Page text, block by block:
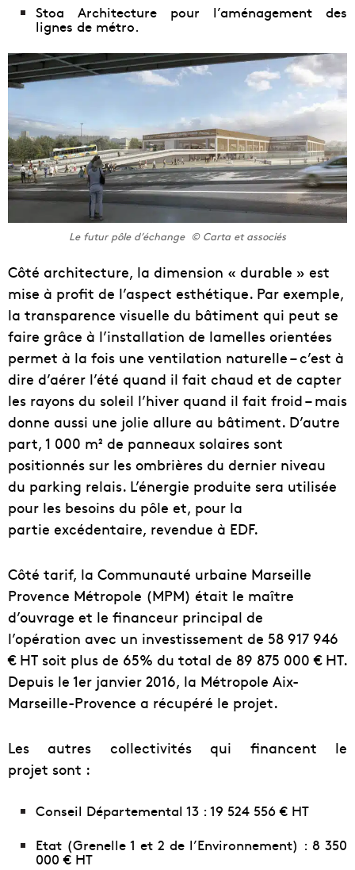
Stoa Architecture pour l’aménagement des
lignes de métro.
Le futur pôle d’échange © Carta et associés
Côté architecture, la dimension « durable » est
mise à profit de l’aspect esthétique. Par exemple,
la transparence visuelle du bâtiment qui peut se
faire grâce à l’installation de lamelles orientées
permet à la fois une ventilation naturelle – c’est à
dire d’aérer l’été quand il fait chaud et de capter
les rayons du soleil l’hiver quand il fait froid – mais
donne aussi une jolie allure au bâtiment. D’autre
part, 1 000 m² de panneaux solaires sont
positionnés sur les ombrières du dernier niveau
du parking relais. L’énergie produite sera utilisée
pour les besoins du pôle et, pour la
partie excédentaire, revendue à EDF.
Côté tarif, la Communauté urbaine Marseille
Provence Métropole (MPM) était le maître
d’ouvrage et le financeur principal de
l’opération avec un investissement de 58 917 946
€ HT soit plus de 65% du total de 89 875 000 € HT.
Depuis le 1er janvier 2016, la Métropole Aix-
Marseille-Provence a récupéré le projet.
Les autres collectivités qui financent le
projet sont :
Conseil Départemental 13 : 19 524 556 € HT
Etat (Grenelle 1 et 2 de l’Environnement) : 8 350
000 € HT